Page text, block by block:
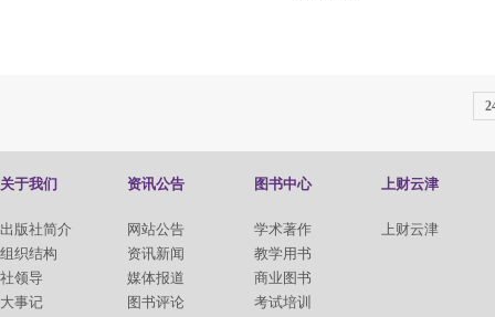
关于我们
出版社简介
组织结构
社领导
大事记
资讯公告
网站公告
资讯新闻
媒体报道
图书评论
图书中心
学术著作
教学用书
商业图书
考试培训
上财云津
上财云津